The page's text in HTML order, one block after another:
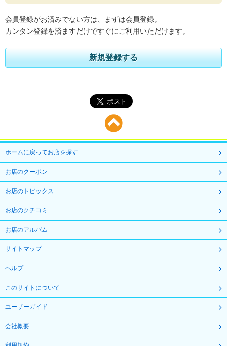
会員登録がお済みでない方は、まずは会員登録。
カンタン登録を済ますだけですぐにご利用いただけます。
新規登録する
ホームに戻ってお店を探す
お店のクーポン
お店のトピックス
お店のクチコミ
お店のアルバム
サイトマップ
ヘルプ
このサイトについて
ユーザーガイド
会社概要